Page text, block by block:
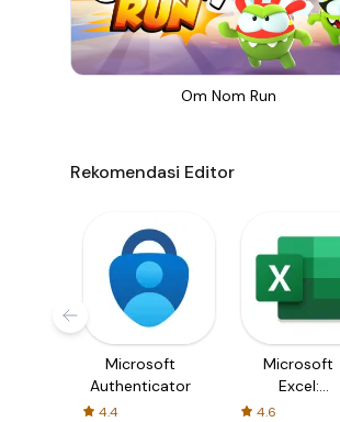
Om Nom Run
Rekomendasi Editor
Microsoft
Authenticator
4.4
Microsoft
Excel:
Spreadsheets
4.6